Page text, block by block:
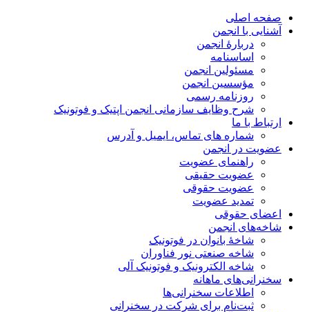
صفحه اصلی
آشنایی با انجمن
دربارۀ انجمن
اساسنامه
مسئولین انجمن
مؤسسین انجمن
روزنامه رسمی
شرح وظایف سازمانی انجمن اپتیک و فوتونیک
ارتباط با ما
شماره های تماس، ایمیل و آدرس
عضویت در انجمن
راهنمای عضویت
عضویت حقیقی
عضویت حقوقی
تمدید عضویت
اعضای حقوقی
شاخه‌های انجمن
شاخۀ بانوان در فوتونیک
شاخه صنعتی نور فناوران
شاخه‌ الکترونیک و فوتونیک آلی
سخنرانی‌های ماهانه
اطلاعات سخنرانی‌‌ها
ثبت‌نام برای شرکت در سخنرانی